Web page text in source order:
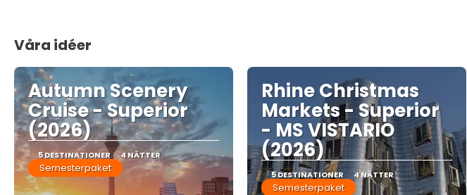
Våra idéer
Autumn Scenery
Cruise - Superior
(2026)
5 DESTINATIONER 4 NÄTTER
Semesterpaket
Rhine Christmas
Markets - Superior
- MS VISTARIO
(2026)
5 DESTINATIONER 4 NÄTTER
Semesterpaket